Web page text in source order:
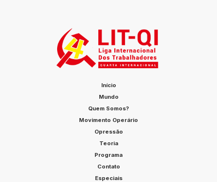
Início
Mundo
Quem Somos?
Movimento Operário
Opressão
Teoria
Programa
Contato
Especiais